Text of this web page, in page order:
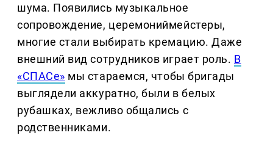
шума. Появились музыкальное
сопровождение, церемониймейстеры,
многие стали выбирать кремацию. Даже
внешний вид сотрудников играет роль. В
«СПАСе» мы стараемся, чтобы бригады
выглядели аккуратно, были в белых
рубашках, вежливо общались с
родственниками.